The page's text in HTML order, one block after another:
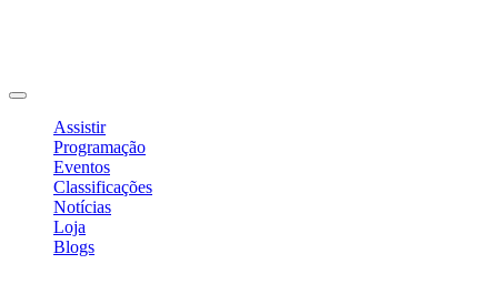
Assistir
Programação
Eventos
Classificações
Notícias
Loja
Blogs